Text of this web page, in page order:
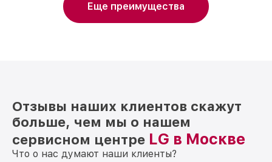
Еще преимущества
Отзывы наших клиентов скажут
больше, чем мы о нашем
сервисном центре LG в Москве
Что о нас думают наши клиенты?